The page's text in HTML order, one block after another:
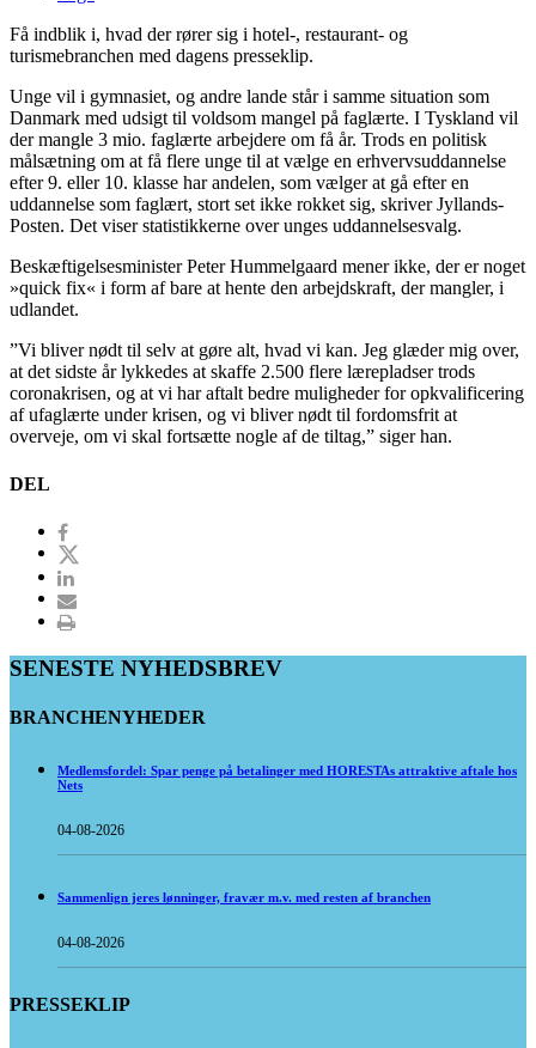
Få indblik i, hvad der rører sig i hotel-, restaurant- og
turismebranchen med dagens presseklip.
Unge vil i gymnasiet, og andre lande står i samme situation som
Danmark med udsigt til voldsom mangel på faglærte. I Tyskland vil
der mangle 3 mio. faglærte arbejdere om få år. Trods en politisk
målsætning om at få flere unge til at vælge en erhvervsuddannelse
efter 9. eller 10. klasse har andelen, som vælger at gå efter en
uddannelse som faglært, stort set ikke rokket sig, skriver Jyllands-
Posten. Det viser statistikkerne over unges uddannelsesvalg.
Beskæftigelsesminister Peter Hummelgaard mener ikke, der er noget
»quick fix« i form af bare at hente den arbejdskraft, der mangler, i
udlandet.
”Vi bliver nødt til selv at gøre alt, hvad vi kan. Jeg glæder mig over,
at det sidste år lykkedes at skaffe 2.500 flere lærepladser trods
coronakrisen, og at vi har aftalt bedre muligheder for opkvalificering
af ufaglærte under krisen, og vi bliver nødt til fordomsfrit at
overveje, om vi skal fortsætte nogle af de tiltag,” siger han.
DEL
SENESTE NYHEDSBREV
BRANCHENYHEDER
Medlemsfordel: Spar penge på betalinger med HORESTAs attraktive aftale hos
Nets
04-08-2026
Sammenlign jeres lønninger, fravær m.v. med resten af branchen
04-08-2026
PRESSEKLIP